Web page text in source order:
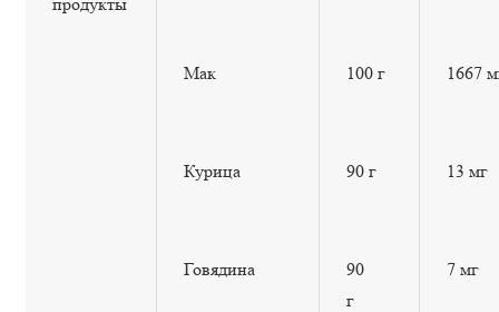
Мак
Курица
Говядина
100 г
90 г
90
г
1667
13 мг
7 мг